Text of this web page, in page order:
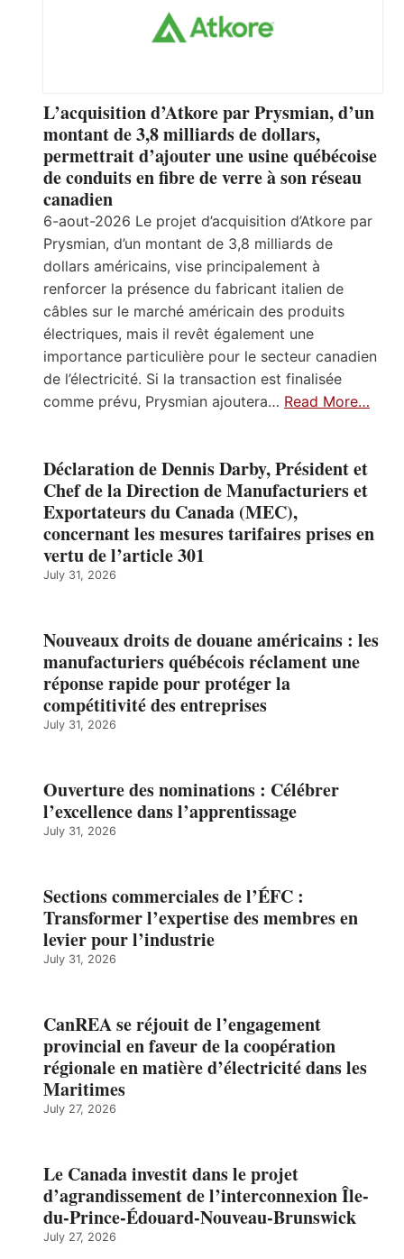
L’acquisition d’Atkore par Prysmian, d’un
montant de 3,8 milliards de dollars,
permettrait d’ajouter une usine québécoise
de conduits en fibre de verre à son réseau
canadien
6-aout-2026 Le projet d’acquisition d’Atkore par
Prysmian, d’un montant de 3,8 milliards de
dollars américains, vise principalement à
renforcer la présence du fabricant italien de
câbles sur le marché américain des produits
électriques, mais il revêt également une
importance particulière pour le secteur canadien
de l’électricité. Si la transaction est finalisée
comme prévu, Prysmian ajoutera… Read More…
Déclaration de Dennis Darby, Président et
Chef de la Direction de Manufacturiers et
Exportateurs du Canada (MEC),
concernant les mesures tarifaires prises en
vertu de l’article 301
July 31, 2026
Nouveaux droits de douane américains : les
manufacturiers québécois réclament une
réponse rapide pour protéger la
compétitivité des entreprises
July 31, 2026
Ouverture des nominations : Célébrer
l’excellence dans l’apprentissage
July 31, 2026
Sections commerciales de l’ÉFC :
Transformer l’expertise des membres en
levier pour l’industrie
July 31, 2026
CanREA se réjouit de l’engagement
provincial en faveur de la coopération
régionale en matière d’électricité dans les
Maritimes
July 27, 2026
Le Canada investit dans le projet
d’agrandissement de l’interconnexion Île-
du-Prince-Édouard-Nouveau-Brunswick
July 27, 2026